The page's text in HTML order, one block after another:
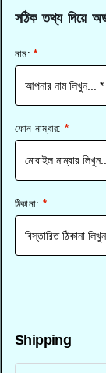
সঠিক তথ্য দিয়ে
নাম:*
ফোন নাম্বার: *
ঠিকানা: *
Shipping